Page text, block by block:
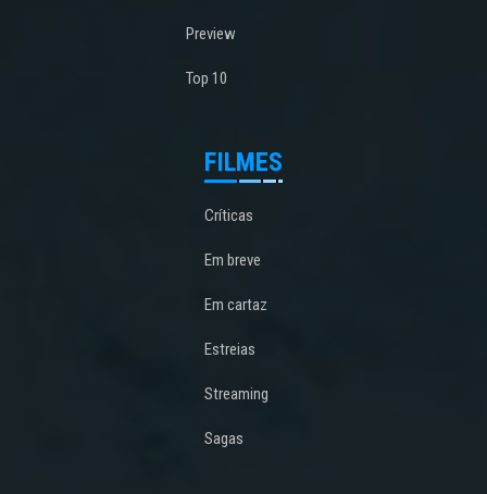
Preview
Top 10
FILMES
Críticas
Em breve
Em cartaz
Estreias
Streaming
Sagas